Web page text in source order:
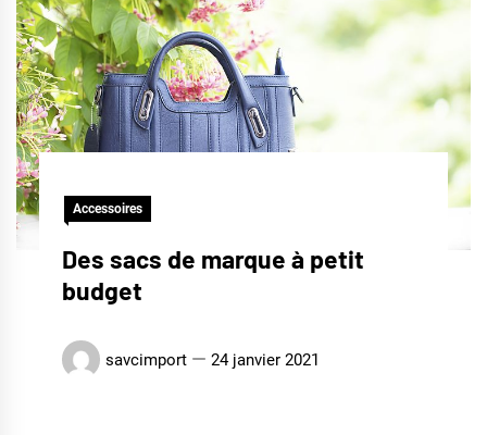
Accessoires
Des sacs de marque à petit
budget
savcimport 24 janvier 2021